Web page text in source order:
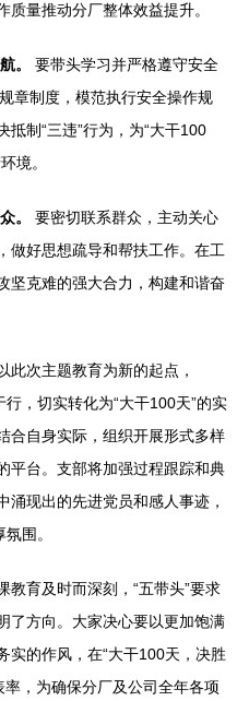
量推动分厂整体效益提升。
。
要带头学习并严格遵守安全
章制度，模范执行安全操作规
制“三违”行为，为“大干100
境。
。
要密切联系群众，主动关心
做好思想疏导和帮扶工作。在工
坚克难的强大合力，构建和谐奋
此次主题教育为新的起点，
，切实转化为“大干100天”的实
合自身实际，组织开展形式多样
平台。支部将加强过程跟踪和典
现出的先进党员和感人事迹，
围。
教育及时而深刻，“五带头”要求
了方向。大家决心要以更加饱满
实的作风，在“大干100天，决胜
，为确保分厂及公司全年各项